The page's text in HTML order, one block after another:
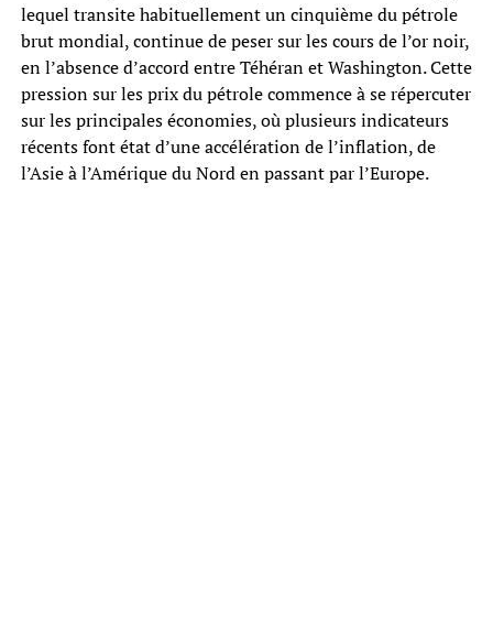
lequel transite habituellement un cinquième du pétrole
brut mondial, continue de peser sur les cours de l’or noir,
en l’absence d’accord entre Téhéran et Washington. Cette
pression sur les prix du pétrole commence à se répercuter
sur les principales économies, où plusieurs indicateurs
récents font état d’une accélération de l’inflation, de
l’Asie à l’Amérique du Nord en passant par l’Europe.